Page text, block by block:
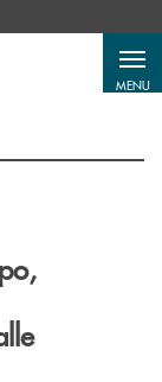
MENU